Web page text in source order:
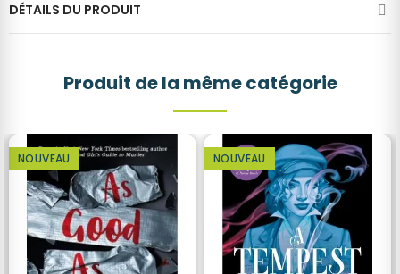
DÉTAILS DU PRODUIT
Produit de la même catégorie
NOUVEAU NOUVEAU